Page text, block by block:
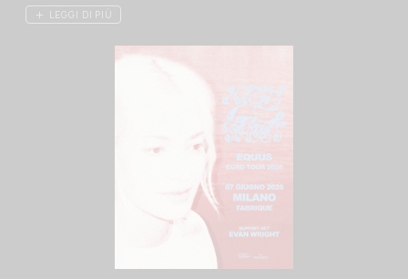
LEGGI DI PIÙ